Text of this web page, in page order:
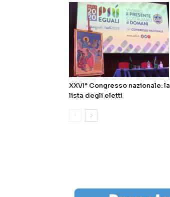
XXVI° Congresso nazionale: la
lista degli eletti